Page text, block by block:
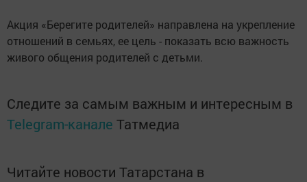
Акция «Берегите родителей» направлена на укрепление
отношений в семьях, ее цель - показать всю важность
живого общения родителей с детьми.
Следите за самым важным и интересным в
Telegram-канале Татмедиа
Читайте новости Татарстана в